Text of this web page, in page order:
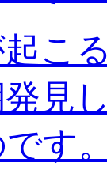
こ
見
す